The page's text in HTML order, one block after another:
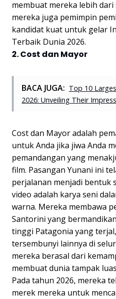
membuat mereka lebih
mereka juga pemimpin
kandidat kuat untuk gelar
Terbaik Dunia 2026.
2. Cost dan Mayor
BACA JUGA: Top 10
2026: Unveiling Their
Cost dan Mayor adalah
untuk Anda jika jiwa Anda
pemandangan yang
film. Pasangan Yunani ini
perjalanan menjadi bentuk
video adalah karya seni
warna. Mereka membawa
Santorini yang
tinggi Patagonia yang
tersembunyi lainnya di
mereka berasal dari
membuat dunia tampak
Pada tahun 2026, mereka
merek mereka untuk